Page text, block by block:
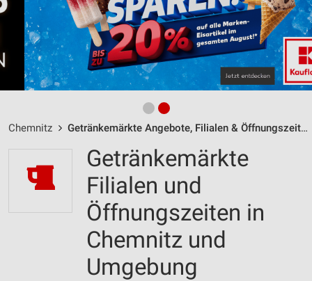
Chemnitz Getränkemärkte Angebote, Filialen & Öffnungszeiten
Getränkemärkte
Filialen und
Öffnungszeiten in
Chemnitz und
Umgebung